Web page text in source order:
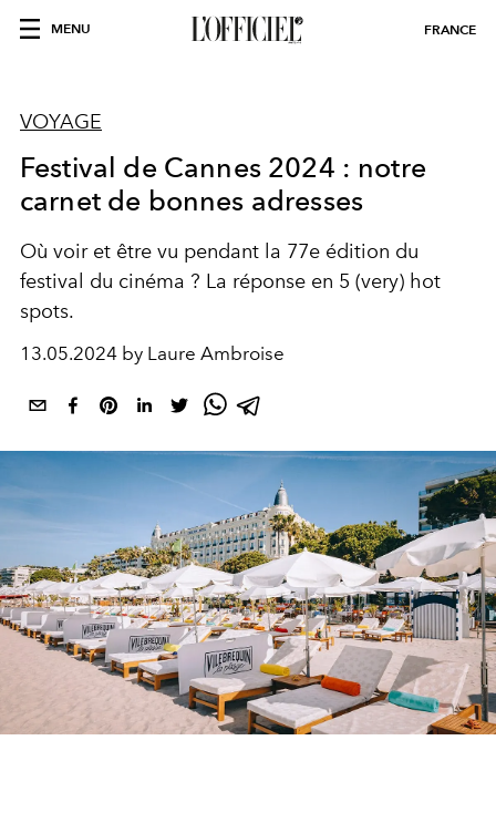
MENU FRANCE
VOYAGE
Festival de Cannes 2024 : notre
carnet de bonnes adresses
Où voir et être vu pendant la 77e édition du
festival du cinéma ? La réponse en 5 (very) hot
spots.
13.05.2024 by Laure Ambroise